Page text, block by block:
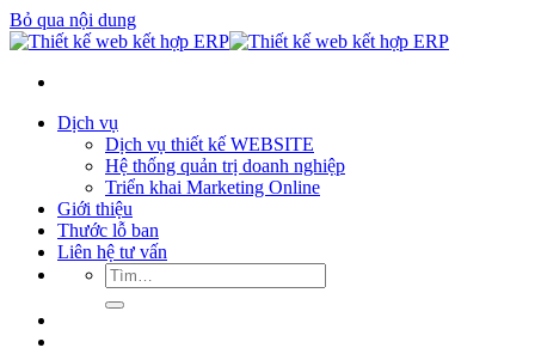
Bỏ qua nội dung
Dịch vụ
Dịch vụ thiết kế WEBSITE
Hệ thống quản trị doanh nghiệp
Triển khai Marketing Online
Giới thiệu
Thước lỗ ban
Liên hệ tư vấn